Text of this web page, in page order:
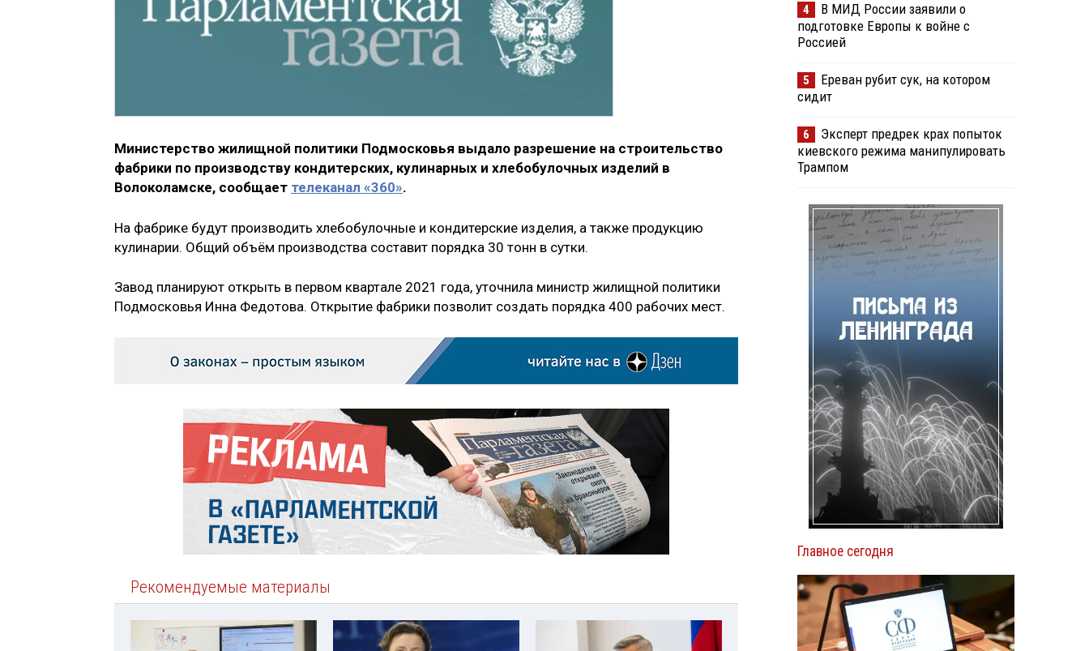
Министерство жилищной политики Подмосковья выдало разрешение на строительство
фабрики по производству кондитерских, кулинарных и хлебобулочных изделий в
Волоколамске, сообщает телеканал «360».
На фабрике будут производить хлебобулочные и кондитерские изделия, а также продукцию
кулинарии. Общий объём производства составит порядка 30 тонн в сутки.
Завод планируют открыть в первом квартале 2021 года, уточнила министр жилищной политики
Подмосковья Инна Федотова. Открытие фабрики позволит создать порядка 400 рабочих мест.
Рекомендуемые материалы
4
В МИД России заявили о
подготовке Европы к войне с
Россией
5
Ереван рубит сук, на котором
сидит
6
Эксперт предрек крах попыток
киевского режима манипулировать
Трампом
Главное сегодня